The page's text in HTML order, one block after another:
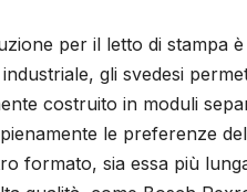
per il letto di stampa
gli svedesi
costruito in moduli
le preferenze
formato, sia essa più